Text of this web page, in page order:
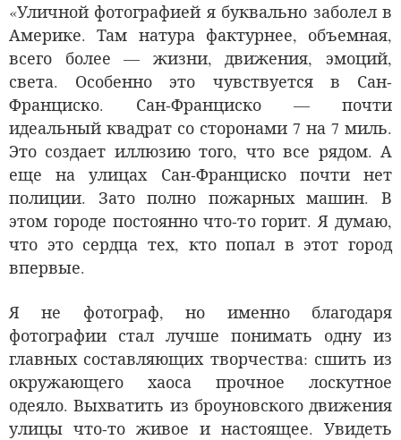
«Уличной фотографией я буквально заболел в
Америке. Там натура фактурнее, объемная,
всего более — жизни, движения, эмоций,
света. Особенно это чувствуется в Сан-
Франциско. Сан-Франциско — почти
идеальный квадрат со сторонами 7 на 7 миль.
Это создает иллюзию того, что все рядом. А
еще на улицах Сан-Франциско почти нет
полиции. Зато полно пожарных машин. В
этом городе постоянно что-то горит. Я думаю,
что это сердца тех, кто попал в этот город
впервые.
Я не фотограф, но именно благодаря
фотографии стал лучше понимать одну из
главных составляющих творчества: сшить из
окружающего хаоса прочное лоскутное
одеяло. Выхватить из броуновского движения
улицы что-то живое и настоящее. Увидеть